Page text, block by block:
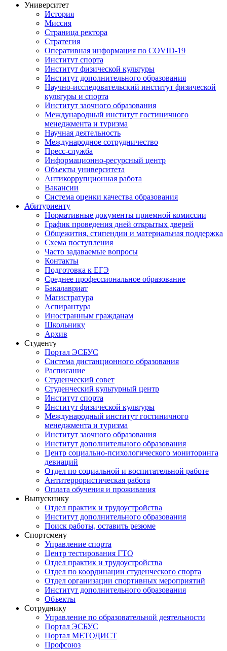
Университет
История
Миссия
Страница ректора
Стратегия
Оперативная информация по COVID-19
Институт спорта
Институт физической культуры
Институт дополнительного образования
Научно-исследовательский институт физической
культуры и спорта
Институт заочного образования
Международный институт гостиничного
менеджмента и туризма
Научная деятельность
Международное сотрудничество
Пресс-служба
Информационно-ресурсный центр
Объекты университета
Антикоррупционная работа
Вакансии
Система оценки качества образования
Абитуриенту
Нормативные документы приемной комиссии
График проведения дней открытых дверей
Общежития, стипендии и материальная поддержка
Схема поступления
Часто задаваемые вопросы
Контакты
Подготовка к ЕГЭ
Среднее профессиональное образование
Бакалавриат
Магистратура
Аспирантура
Иностранным гражданам
Школьнику
Архив
Студенту
Портал ЭСБУС
Система дистанционного образования
Расписание
Студенческий совет
Студенческий культурный центр
Институт спорта
Институт физической культуры
Международный институт гостиничного
менеджмента и туризма
Институт заочного образования
Институт дополнительного образования
Центр социально-психологического мониторинга
девиаций
Отдел по социальной и воспитательной работе
Антитеррористическая работа
Оплата обучения и проживания
Выпускнику
Отдел практик и трудоустройства
Институт дополнительного образования
Поиск работы, оставить резюме
Спортсмену
Управление спорта
Центр тестирования ГТО
Отдел практик и трудоустройства
Отдел по координации студенческого спорта
Отдел организации спортивных мероприятий
Институт дополнительного образования
Объекты
Сотруднику
Управление по образовательной деятельности
Портал ЭСБУС
Портал МЕТОДИСТ
Профсоюз